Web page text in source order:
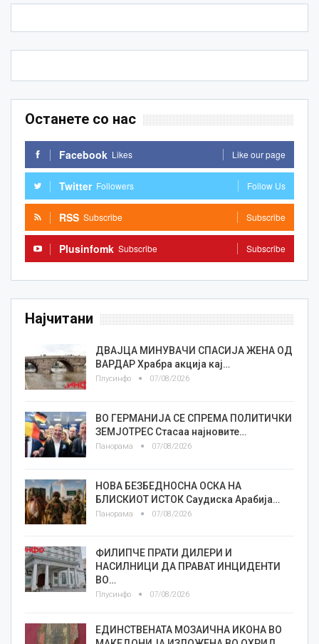
Останете со нас
Facebook Likes Like our page
Twitter Followers Follow Us
RSS Subscribe Subscribe
Plusinfomk Subscribe Subscribe
Најчитани
ДВАЈЦА МИНУВАЧИ СПАСИЈА ЖЕНА ОД
ВАРДАР Храбра акција кај…
Плусинфо 07/08/2026
ВО ГЕРМАНИЈА СЕ СПРЕМА ПОЛИТИЧКИ
ЗЕМЈОТРЕС Стасаа најновите…
Панорама 07/08/2026
НОВА БЕЗБЕДНОСНА ОСКА НА
БЛИСКИОТ ИСТОК Саудиска Арабија…
Панорама 07/08/2026
ФИЛИПЧЕ ПРАТИ ДИЛЕРИ И
НАСИЛНИЦИ ДА ПРАВАТ ИНЦИДЕНТИ
ВО…
Плусинфо 07/08/2026
ЕДИНСТВЕНАТА МОЗАИЧНА ИКОНА ВО